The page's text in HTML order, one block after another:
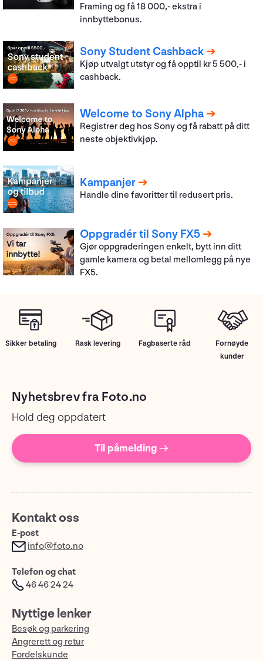
Framing og få 18 000,- ekstra i
innbyttebonus.
Sony Student Cashback
Kjøp utvalgt utstyr og få opptil kr 5 500,- i
cashback.
Welcome to Sony Alpha
Registrer deg hos Sony og få rabatt på ditt
neste objektivkjøp.
Kampanjer
Handle dine favoritter til redusert pris.
Oppgradér til Sony FX5
Gjør oppgraderingen enkelt, bytt inn ditt
gamle kamera og betal mellomlegg på nye
FX5.
Sikker betaling Rask levering Fagbaserte råd
Fornøyde
kunder
Nyhetsbrev fra Foto.no
Hold deg oppdatert
Til påmelding →
Kontakt oss
E-post
info@foto.no
Telefon og chat
46 46 24 24
Nyttige lenker
Besøk og parkering
Angrerett og retur
Fordelskunde